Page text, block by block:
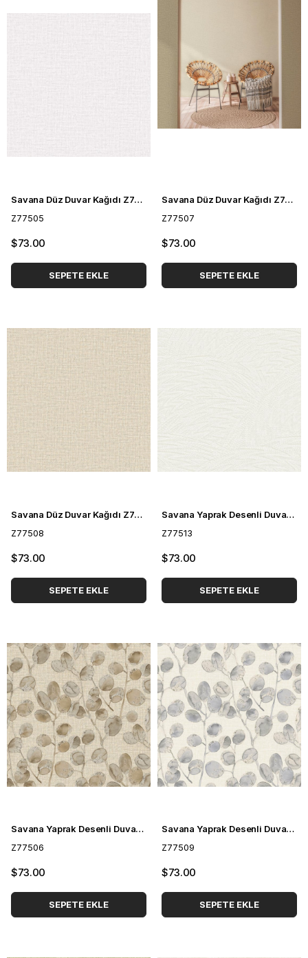
Savana Düz Duvar Kağıdı Z77505
Z77505
$73.00
SEPETE EKLE
Savana Düz Duvar Kağıdı Z77507
Z77507
$73.00
SEPETE EKLE
Savana Düz Duvar Kağıdı Z77508
Z77508
$73.00
SEPETE EKLE
Savana Yaprak Desenli Duvar Kağıdı Z77513
Z77513
$73.00
SEPETE EKLE
Savana Yaprak Desenli Duvar Kağıdı Z77506
Z77506
$73.00
SEPETE EKLE
Savana Yaprak Desenli Duvar Kağıdı Z77509
Z77509
$73.00
SEPETE EKLE